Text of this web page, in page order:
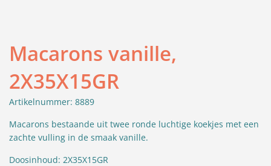
Macarons vanille,
2X35X15GR
Artikelnummer: 8889
Macarons bestaande uit twee ronde luchtige koekjes met een
zachte vulling in de smaak vanille.
Doosinhoud: 2X35X15GR